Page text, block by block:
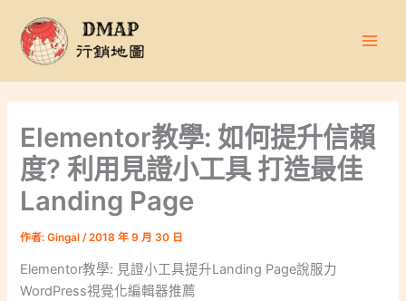
Elementor教學: 如何提升信賴
度? 利用見證小工具 打造最佳
Landing Page
作者:Gingal/2018 年 9 月 30 日
Elementor教學: 見證小工具提升Landing Page說服力
WordPress視覺化編輯器推薦